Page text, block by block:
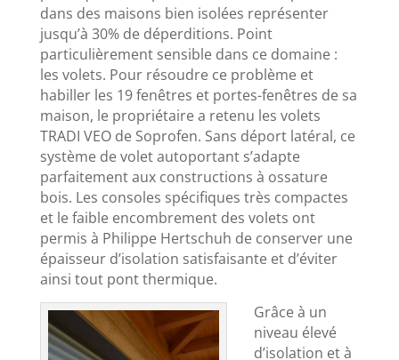
dans des maisons bien isolées représenter
jusqu’à 30% de déperditions. Point
particulièrement sensible dans ce domaine :
les volets. Pour résoudre ce problème et
habiller les 19 fenêtres et portes-fenêtres de sa
maison, le propriétaire a retenu les volets
TRADI VEO de Soprofen. Sans déport latéral, ce
système de volet autoportant s’adapte
parfaitement aux constructions à ossature
bois. Les consoles spécifiques très compactes
et le faible encombrement des volets ont
permis à Philippe Hertschuh de conserver une
épaisseur d’isolation satisfaisante et d’éviter
ainsi tout pont thermique.
Grâce à un
niveau élevé
d’isolation et à